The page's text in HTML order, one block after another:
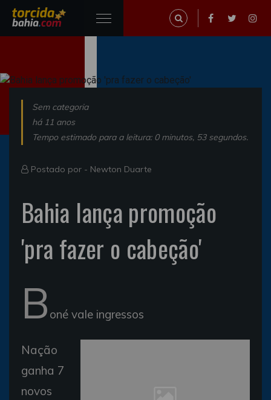
Sem categoria
há 11 anos
Tempo estimado para a leitura: 0 minutos, 53 segundos.
Postado por - Newton Duarte
Bahia lança promoção
'pra fazer o cabeção'
B oné vale ingressos
Nação
ganha 7
novos